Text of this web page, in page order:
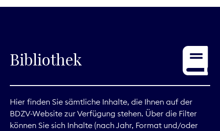
Service
Digitales
Bibliothek
Hier finden Sie sämtliche Inhalte, die Ihnen auf der
BDZV-Website zur Verfügung stehen. Über die Filter
können Sie sich Inhalte (nach Jahr, Format und/oder